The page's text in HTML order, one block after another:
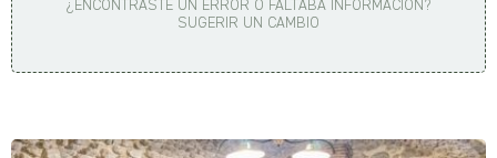
¿ENCONTRASTE UN ERROR O FALTABA INFORMACIÓN?
SUGERIR UN CAMBIO